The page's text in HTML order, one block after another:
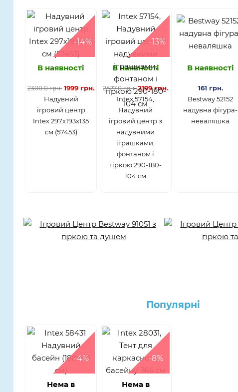
-14%
В наявності
2300.0 грн. 1999 грн.
Надувний
ігровий центр
Intex 297х193х135
см (57453)
-13%
В наявності
2527.0 грн. 2199 грн.
Intex 57154,
Надувний
ігровий центр з
надувними
іграшками,
фонтаном і
гіркою 290-180-
104 см
В наявності
161 грн.
Bestway 52152
надувна фігура-
неваляшка
Популярнi
-4%
Нема в
-8%
Нема в